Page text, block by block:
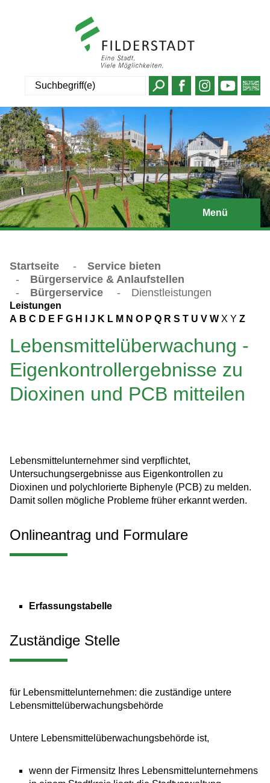
Menü
Startseite -
Service bieten
-
Bürgerservice & Anlaufstellen
-
Bürgerservice - Dienstleistungen
Leistungen
A B C D E F G H J K L M N O P Q R S T U V W X Y Z
Lebensmittelüberwachung -
Eigenkontrollergebnisse zu
Dioxinen und PCB mitteilen
Lebensmittelunternehmer sind verpflichtet,
Untersuchungsergebnisse aus Eigenkontrollen zu
Dioxinen und polychlorierte Biphenyle (PCB) zu melden.
Damit sollen mögliche Probleme früher erkannt werden.
Onlineantrag und Formulare
Erfassungstabelle
Zuständige Stelle
für Lebensmittelunternehmen: die zuständige untere
Lebensmittelüberwachungsbehörde
Untere Lebensmittelüberwachungsbehörde ist,
wenn der Firmensitz Ihres Lebensmittelunternehmens